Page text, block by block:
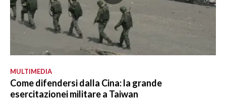
MULTIMEDIA
Come difendersi dalla Cina: la grande
esercitazionei militare a Taiwan